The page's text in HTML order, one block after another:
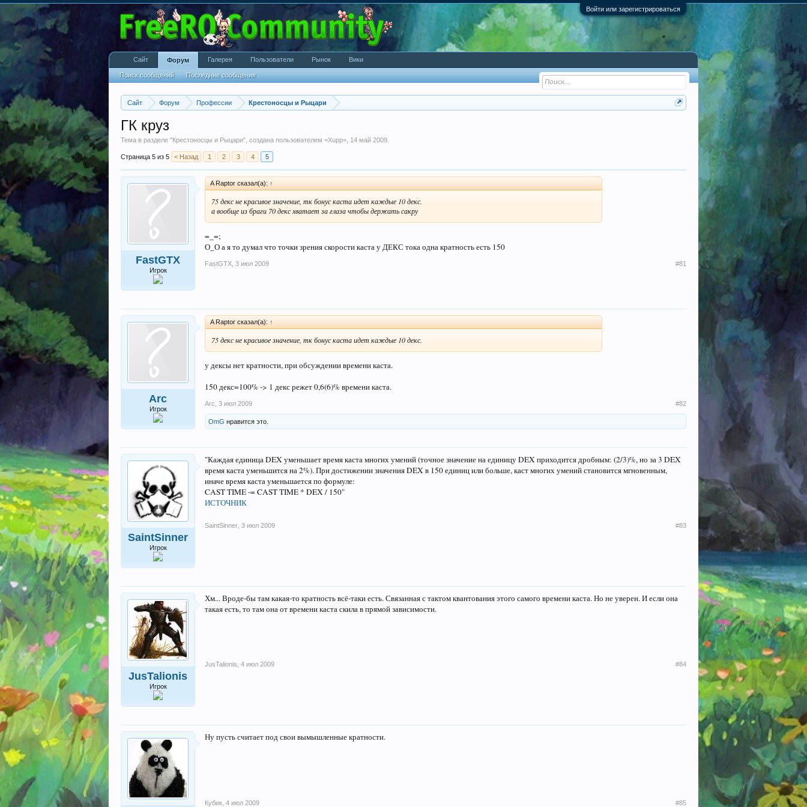
Войти или зарегистрироваться
Сайт Форум Профессии Крестоносцы и Рыцари
ГК круз
Тема в разделе "Крестоносцы и Рыцари", создана пользователем =Xupp= 14 май 2009
Страница 5 из 5 < Назад 1 2 3 4 5
FastGTX
Игрок
A Raptor сказал(а): ↑
75 декс не красивое значение, тк бонус каста идет каждые 10 декс.
а вообще из браги 70 декс хватает за глаза чтобы держать сакру
=_=;
О_О а я то думал что точки зрения скорости каста у ДЕКС тока одна кратность есть 150
FastGTX 3 июл 2009 #81
Arc
Игрок
A Raptor сказал(а): ↑
75 декс не красивое значение, тк бонус каста идет каждые 10 декс.
у дексы нет кратности, при обсуждении времени каста.
150 декс=100% -> 1 декс режет 0,6(6)% времени каста.
Arc 3 июл 2009 #82
OmG нравится это.
SaintSinner
Игрок
"Каждая единица DEX уменьшает время каста многих умений (точное значение на единицу DEX приходится дробным: (2/3)%, но за 3 DEX
время каста уменьшится на 2%). При достижении значения DEX в 150 единиц или больше, каст многих умений становится мгновенным,
иначе время каста уменьшается по формуле:
CAST TIME -= CAST TIME * DEX / 150"
ИСТОЧНИК
SaintSinner 3 июл 2009 #83
JusTalionis
Игрок
Хм... Вроде-бы там какая-то кратность всё-таки есть. Связанная с тактом квантования этого самого времени каста. Но не уверен. И если она
такая есть, то там она от времени каста скила в прямой зависимости.
JusTalionis 4 июл 2009 #84
Ну пусть считает под свои вымышленные кратности.
Кубик 4 июл 2009 #85
Сайт Форум
Поиск сообщений Последние сообщения
Галерея Пользователи Рынок Вики